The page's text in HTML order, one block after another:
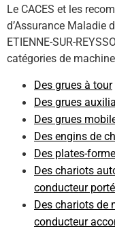
Le CACES et les
d’Assurance Maladie
ETIENNE-SUR-
catégories de
Des grues à tour
Des grues
Des grues
Des engins de
Des plates-
Des chariots
conducteur porté
Des chariots de
conducteur